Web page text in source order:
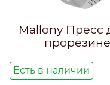
Mallony Пресс
Есть в наличии